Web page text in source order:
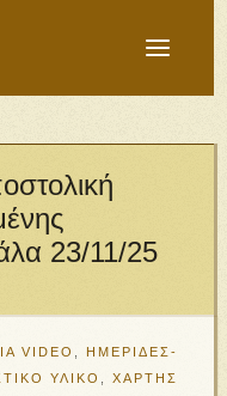
23/11/25
VIDEO
ΗΜΕΡΙΔΕΣ-
ΥΛΙΚΟ
ΧΑΡΤΗΣ